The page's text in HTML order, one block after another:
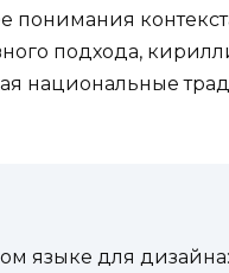
понимания
подхода,
национальные
языке для